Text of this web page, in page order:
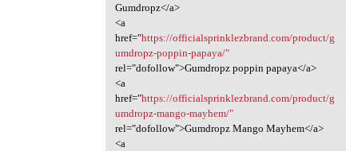
Gumdropz</a>
<a
href="https://officialsprinklezbrand.com/product/g
umdropz-poppin-papaya/"
rel="dofollow">Gumdropz poppin papaya</a>
<a
href="https://officialsprinklezbrand.com/product/g
umdropz-mango-mayhem/"
rel="dofollow">Gumdropz Mango Mayhem</a>
<a